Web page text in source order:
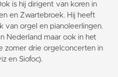
is hij dirigent van koren in
en Zwartebroek. Hij heeft
van orgel en pianoleerlingen.
Nederland maar ook in het
zomer drie orgelconcerten in
en Siofoc).